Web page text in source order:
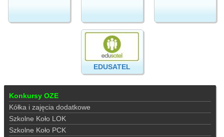
EDUSATEL
Konkursy OZE
Kółka i zajęcia dodatkowe
Szkolne Koło LOK
Szkolne Koło PCK